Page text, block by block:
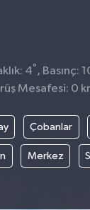
4° , Basınç:
Mesafesi: 0
Çobanlar
Merkez